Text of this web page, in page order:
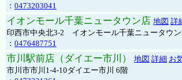
： 0473203041
イオンモール千葉ニュータウン店 地図 詳
印西市中央北3-2 イオンモール千葉ニュータウ
： 0476487751
市川駅前店（ダイエー市川） 地図 詳細 お
市川市市川1-4-10ダイエー市川 6階